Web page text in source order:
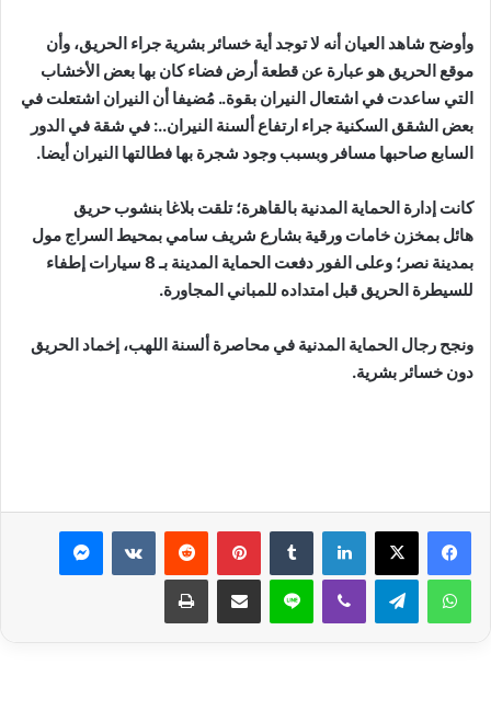
وأوضح شاهد العيان أنه لا توجد أية خسائر بشرية جراء الحريق، وأن
موقع الحريق هو عبارة عن قطعة أرض فضاء كان بها بعض الأخشاب
التي ساعدت في اشتعال النيران بقوة.. مُضيفا أن النيران اشتعلت في
بعض الشقق السكنية جراء ارتفاع ألسنة النيران..: في شقة في الدور
السابع صاحبها مسافر وبسبب وجود شجرة بها فطالتها النيران أيضا.
كانت إدارة الحماية المدنية بالقاهرة؛ تلقت بلاغا بنشوب حريق
هائل بمخزن خامات ورقية بشارع شريف سامي بمحيط السراج مول
بمدينة نصر؛ وعلى الفور دفعت الحماية المدينة بـ 8 سيارات إطفاء
للسيطرة الحريق قبل امتداده للمباني المجاورة.
ونجح رجال الحماية المدنية في محاصرة ألسنة اللهب، إخماد الحريق
دون خسائر بشرية.
لينكدإن بينتيريست ماسنجر
واتساب تيلقرام ڤايبر لاين مشاركة عبر البريد طباعة